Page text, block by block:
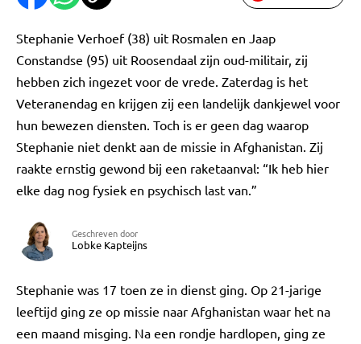
Stephanie Verhoef (38) uit Rosmalen en Jaap
Constandse (95) uit Roosendaal zijn oud-militair, zij
hebben zich ingezet voor de vrede. Zaterdag is het
Veteranendag en krijgen zij een landelijk dankjewel voor
hun bewezen diensten. Toch is er geen dag waarop
Stephanie niet denkt aan de missie in Afghanistan. Zij
raakte ernstig gewond bij een raketaanval: “Ik heb hier
elke dag nog fysiek en psychisch last van.”
Geschreven door
Lobke Kapteijns
Stephanie was 17 toen ze in dienst ging. Op 21-jarige
leeftijd ging ze op missie naar Afghanistan waar het na
een maand misging. Na een rondje hardlopen, ging ze